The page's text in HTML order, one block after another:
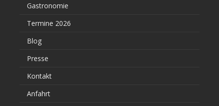
Gastronomie
Termine 2026
Blog
Presse
Kontakt
Anfahrt